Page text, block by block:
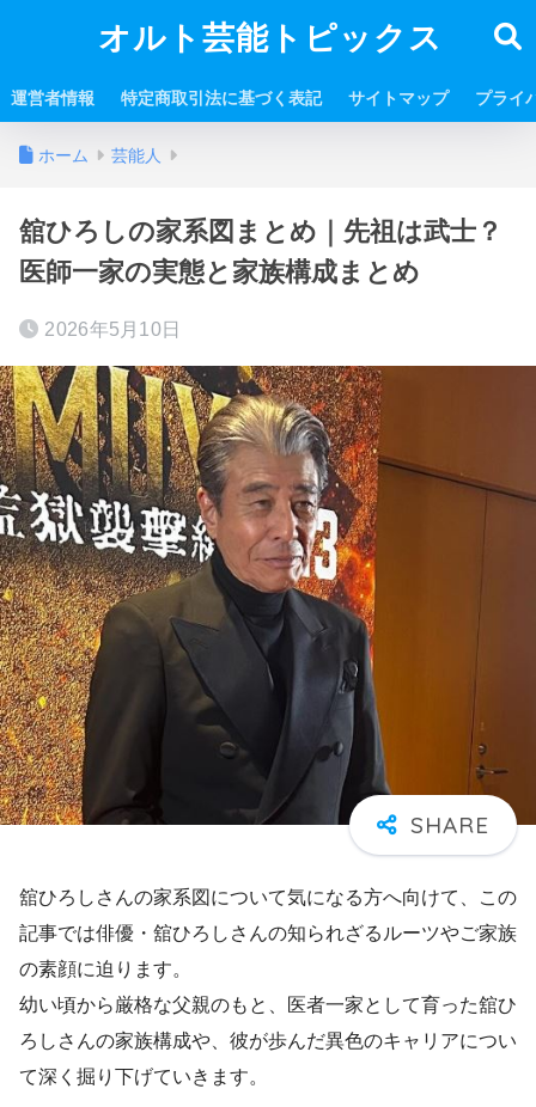
オルト芸能トピックス
運営者情報 特定商取引法に基づく表記 サイトマップ プライ
ホーム 芸能人
舘ひろしの家系図まとめ｜先祖は武士？
医師一家の実態と家族構成まとめ
2026年5月10日
舘ひろしさんの家系図について気になる方へ向けて、この
記事では俳優・舘ひろしさんの知られざるルーツやご家族
の素顔に迫ります。
幼い頃から厳格な父親のもと、医者一家として育った舘ひ
ろしさんの家族構成や、彼が歩んだ異色のキャリアについ
て深く掘り下げていきます。